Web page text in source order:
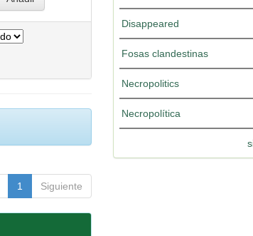
1 Siguiente
Disappeared
Fosas clandestinas
Necropolitics
Necropolítica